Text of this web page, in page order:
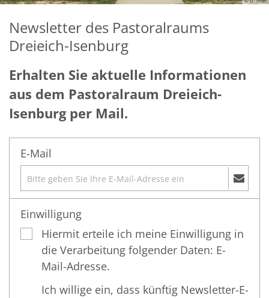
Newsletter des Pastoralraums
Dreieich-Isenburg
Erhalten Sie aktuelle Informationen
aus dem Pastoralraum Dreieich-
Isenburg per Mail.
E-Mail
Einwilligung
Hiermit erteile ich meine Einwilligung in
die Verarbeitung folgender Daten: E-
Mail-Adresse.
Ich willige ein, dass künftig Newsletter-E-